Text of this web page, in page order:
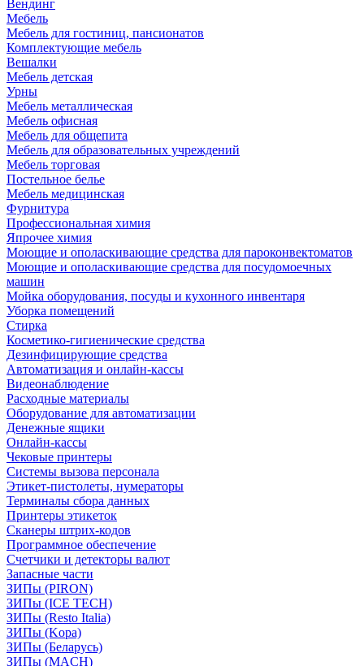
Вендинг
Мебель
Мебель для гостиниц, пансионатов
Комплектующие мебель
Вешалки
Мебель детская
Урны
Мебель металлическая
Мебель офисная
Мебель для общепита
Мебель для образовательных учреждений
Мебель торговая
Постельное белье
Мебель медицинская
Фурнитура
Профессиональная химия
Япрочее химия
Моющие и ополаскивающие средства для пароконвектоматов
Моющие и ополаскивающие средства для посудомоечных
машин
Мойка оборудования, посуды и кухонного инвентаря
Уборка помещений
Стирка
Косметико-гигиенические средства
Дезинфицирующие средства
Автоматизация и онлайн-кассы
Видеонаблюдение
Расходные материалы
Оборудование для автоматизации
Денежные ящики
Онлайн-кассы
Чековые принтеры
Системы вызова персонала
Этикет-пистолеты, нумераторы
Терминалы сбора данных
Принтеры этикеток
Сканеры штрих-кодов
Программное обеспечение
Счетчики и детекторы валют
Запасные части
ЗИПы (PIRON)
ЗИПы (ICE TECH)
ЗИПы (Resto Italia)
ЗИПы (Kopa)
ЗИПы (Беларусь)
ЗИПы (MACH)